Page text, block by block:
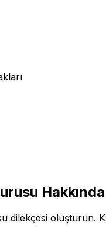
Hakkında
dilekçesi oluşturun.